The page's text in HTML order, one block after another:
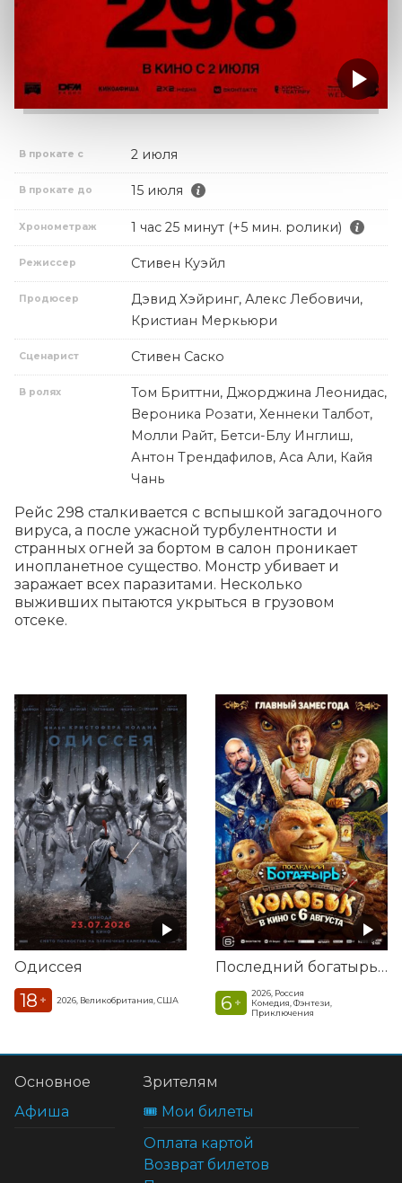
В прокате с 2 июля
В прокате до 15 июля
Хронометраж 1 час 25 минут (+5 мин. ролики)
Режиссер Стивен Куэйл
Продюсер
Дэвид Хэйринг, Алекс Лебовичи,
Кристиан Меркьюри
Сценарист Стивен Саско
В ролях
Том Бриттни, Джорджина Леонидас,
Вероника Розати, Хеннеки Талбот,
Молли Райт, Бетси-Блу Инглиш,
Антон Трендафилов, Аса Али, Кайя
Чань
Рейс 298 сталкивается с вспышкой загадочного
вируса, а после ужасной турбулентности и
странных огней за бортом в салон проникает
инопланетное существо. Монстр убивает и
заражает всех паразитами. Несколько
выживших пытаются укрыться в грузовом
отсеке.
Одиссея
18 + 2026, Великобритания, США
Последний богатырь. Колобок
6 +
2026, Россия
Комедия, Фэнтези,
Приключения
Основное
Афиша
Зрителям
🎟️ Мои билеты
Оплата картой
Возврат билетов